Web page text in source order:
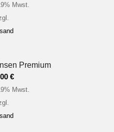
Mwst.
Premium
€
Mwst.